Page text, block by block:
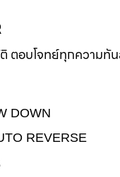
ตอบโจทย์ทุกความทั
DOWN
REVERSE